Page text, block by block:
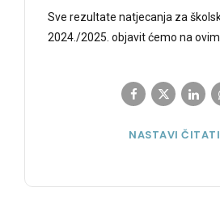
Sve rezultate natjecanja za
2024./2025. objavit ćemo na
NASTAVI ČITATI